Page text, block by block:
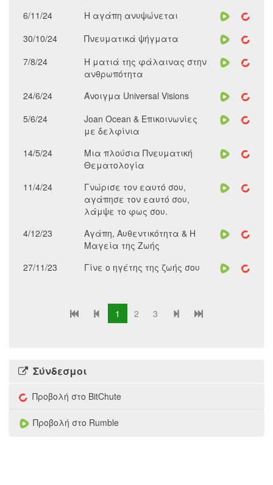
6/11/24
Η αγάπη ανυψώνεται
30/10/24
Πνευματικά ψήγματα
7/8/24
Η ματιά της φάλαινας στην
ανθρωπότητα
24/6/24
Άνοιγμα Universal Visions
5/6/24
Joan Ocean & Επικοινωνίες
με δελφίνια
14/5/24
Μια πλούσια Πνευματική
Θεματολογία
11/4/24
Γνώρισε τον εαυτό σου,
αγάπησε τον εαυτό σου,
λάμψε το φως σου.
4/12/23
Αγάπη, Αυθεντικότητα & Η
Μαγεία της Ζωής
27/11/23
Γίνε ο ηγέτης της ζωής σου
1 2 3
Σύνδεσμοι
Προβολή στο BitChute
Προβολή στο Rumble